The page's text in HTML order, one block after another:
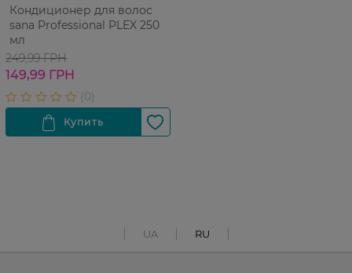
Кондиционер для волос
sana Professional PLEX 250
мл
249,99 ГРН
149,99 ГРН
UA RU